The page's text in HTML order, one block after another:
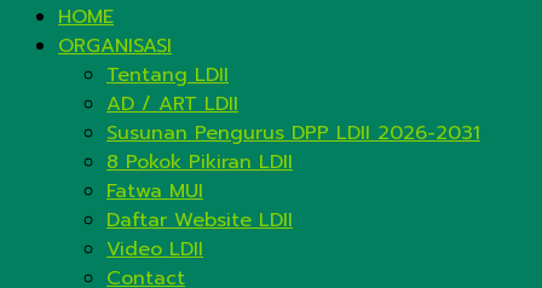
HOME
ORGANISASI
Tentang LDII
AD / ART LDII
Susunan Pengurus DPP LDII 2026-2031
8 Pokok Pikiran LDII
Fatwa MUI
Daftar Website LDII
Video LDII
Contact